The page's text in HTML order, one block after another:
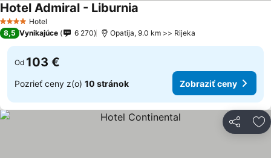
4 Počet hviezdičiek
Hotel
Hotel Admiral - Liburnia
8,5 Vynikajúce 6 270 Opatija, 9.0 km >> Rijeka
Od 103 €
Pozrieť ceny z(o) 10 stránok Zobraziť ceny
Zdieľať